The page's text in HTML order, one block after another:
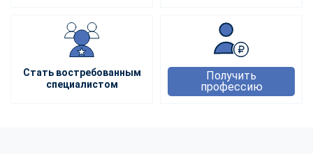
Стать востребованным
специалистом
Получить
профессию